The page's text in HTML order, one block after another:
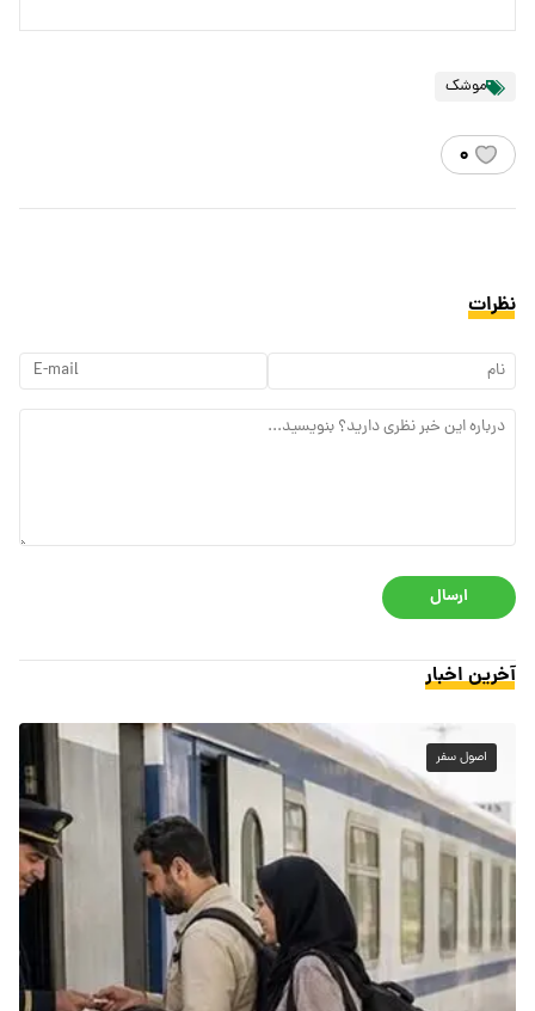
موشک
۰
نظرات
ارسال
آخرین اخبار
اصول سفر